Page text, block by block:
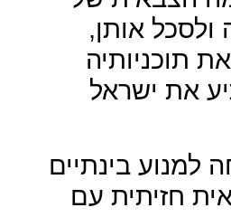
ולסכל אותן,
תוכניותיה
את ישראל
למנוע בינתיים
חזיתית עם